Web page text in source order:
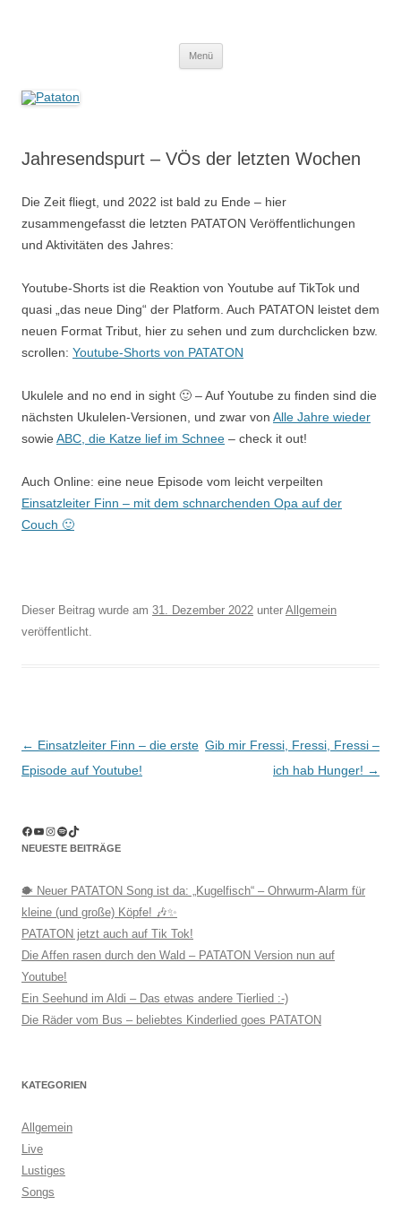
Menü
Jahresendspurt – VÖs der letzten Wochen
Die Zeit fliegt, und 2022 ist bald zu Ende – hier
zusammengefasst die letzten PATATON Veröffentlichungen
und Aktivitäten des Jahres:
Youtube-Shorts ist die Reaktion von Youtube auf TikTok und
quasi „das neue Ding“ der Platform. Auch PATATON leistet dem
neuen Format Tribut, hier zu sehen und zum durchclicken bzw.
scrollen: Youtube-Shorts von PATATON
Ukulele and no end in sight 🙂 – Auf Youtube zu finden sind die
nächsten Ukulelen-Versionen, und zwar von Alle Jahre wieder
sowie ABC, die Katze lief im Schnee – check it out!
Auch Online: eine neue Episode vom leicht verpeilten
Einsatzleiter Finn – mit dem schnarchenden Opa auf der
Couch 🙂
Dieser Beitrag wurde am 31. Dezember 2022 unter Allgemein
veröffentlicht.
Beitragsnavigation
← Einsatzleiter Finn – die erste
Episode auf Youtube!
Gib mir Fressi, Fressi, Fressi –
ich hab Hunger! →
Facebook
YouTube
Instagram
Spotify
TikTok
NEUESTE BEITRÄGE
🐡 Neuer PATATON Song ist da: „Kugelfisch“ – Ohrwurm-Alarm für
kleine (und große) Köpfe! 🎶✨
PATATON jetzt auch auf Tik Tok!
Die Affen rasen durch den Wald – PATATON Version nun auf
Youtube!
Ein Seehund im Aldi – Das etwas andere Tierlied :-)
Die Räder vom Bus – beliebtes Kinderlied goes PATATON
KATEGORIEN
Allgemein
Live
Lustiges
Songs